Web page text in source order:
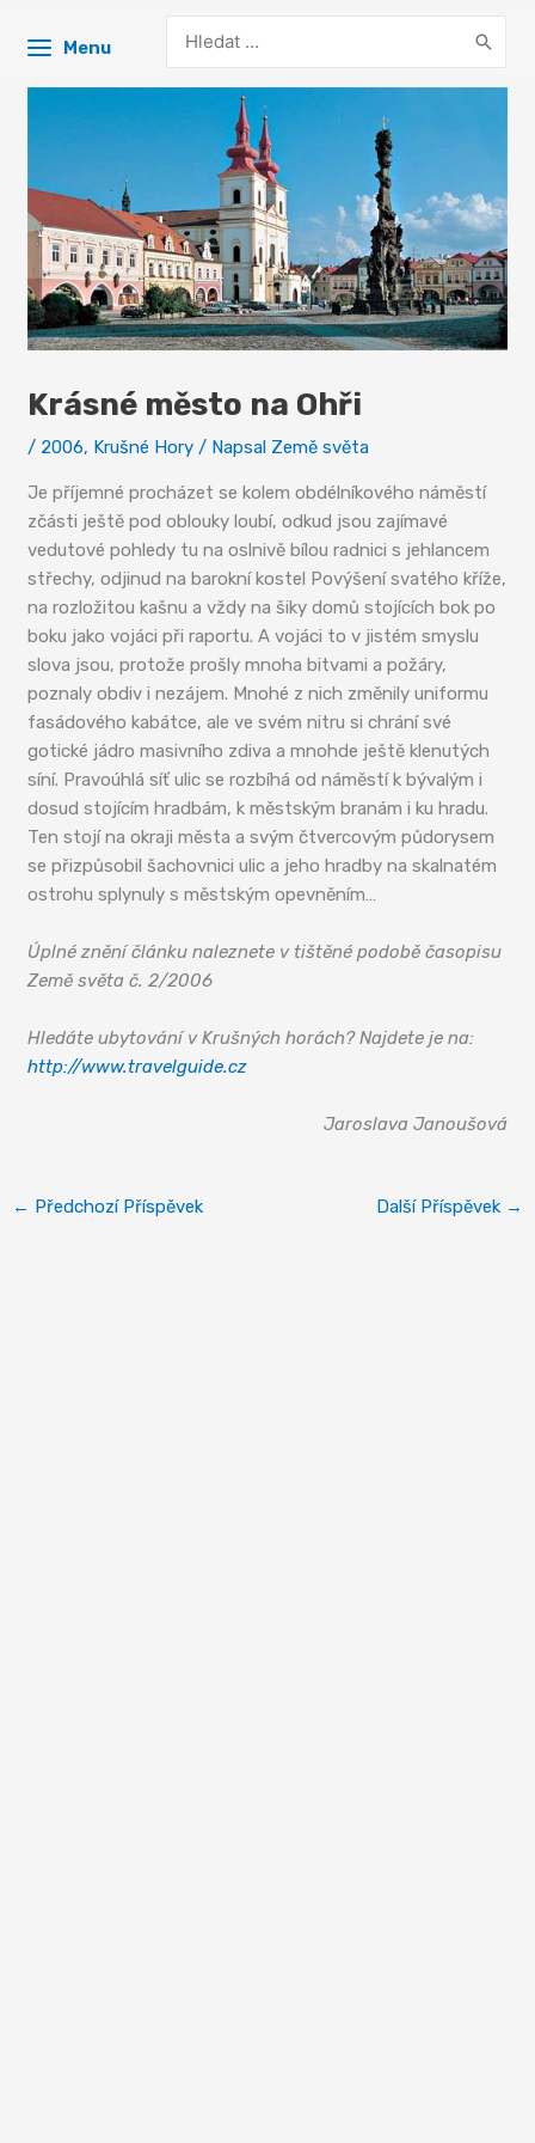
Menu
for:
Krásné město na Ohři
/ 2006, Krušné Hory / Napsal Země světa
Je příjemné procházet se kolem obdélníkového náměstí
zčásti ještě pod oblouky loubí, odkud jsou zajímavé
vedutové pohledy tu na oslnivě bílou radnici s jehlancem
střechy, odjinud na barokní kostel Povýšení svatého kříže,
na rozložitou kašnu a vždy na šiky domů stojících bok po
boku jako vojáci při raportu. A vojáci to v jistém smyslu
slova jsou, protože prošly mnoha bitvami a požáry,
poznaly obdiv i nezájem. Mnohé z nich změnily uniformu
fasádového kabátce, ale ve svém nitru si chrání své
gotické jádro masivního zdiva a mnohde ještě klenutých
síní. Pravoúhlá síť ulic se rozbíhá od náměstí k bývalým i
dosud stojícím hradbám, k městským branám i ku hradu.
Ten stojí na okraji města a svým čtvercovým půdorysem
se přizpůsobil šachovnici ulic a jeho hradby na skalnatém
ostrohu splynuly s městským opevněním…
Úplné znění článku naleznete v tištěné podobě časopisu
Země světa č. 2/2006
Hledáte ubytování v Krušných horách? Najdete je na:
http://www.travelguide.cz
Jaroslava Janoušová
← Předchozí Příspěvek Další Příspěvek →